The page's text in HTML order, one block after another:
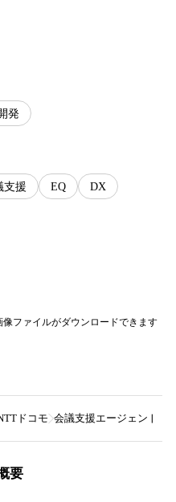
発
支援 EQ DX
ファイルがダウンロードできます
ドコモ 会議支援エージェントシ
要